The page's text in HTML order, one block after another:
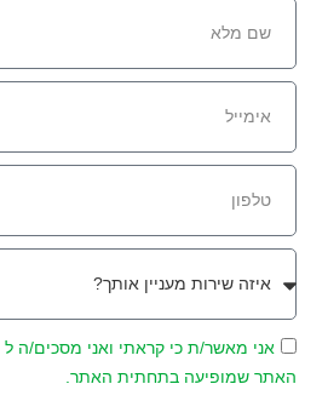
אני מאשר/ת כי קראתי ואני מסכים/ה ל
האתר שמופיעה בתחתית האתר.